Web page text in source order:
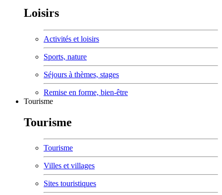
Loisirs
Activités et loisirs
Sports, nature
Séjours à thèmes, stages
Remise en forme, bien-être
Tourisme
Tourisme
Tourisme
Villes et villages
Sites touristiques